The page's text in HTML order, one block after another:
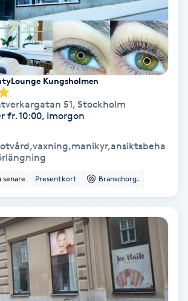
Kungsholmen
51, Stockholm
fr. 10:00, Imorgon
senare Presentkort Branschorg.